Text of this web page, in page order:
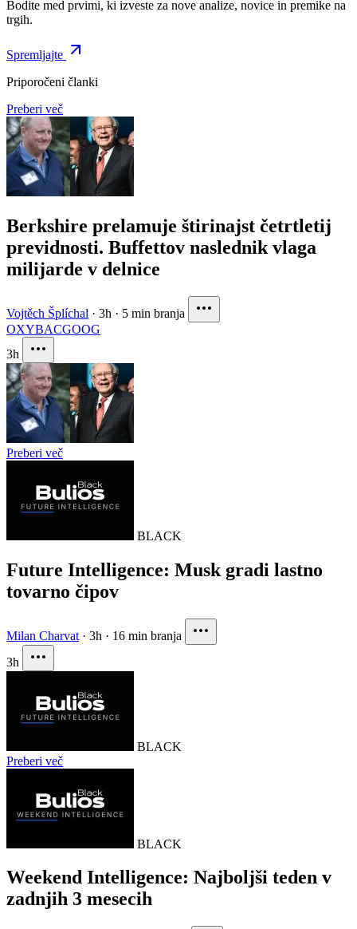
Bodite med prvimi, ki izveste za nove analize, novice in premike na
trgih.
Spremljajte
Priporočeni članki
Preberi več
Berkshire prelamuje štirinajst četrtletij
previdnosti. Buffettov naslednik vlaga
milijarde v delnice
Vojtěch Šplíchal · 3h · 5 min branja
OXYBACGOOG
3h
Preberi več
BLACK
Future Intelligence: Musk gradi lastno
tovarno čipov
Milan Charvat · 3h · 16 min branja
3h
BLACK
Preberi več
BLACK
Weekend Intelligence: Najboljši teden v
zadnjih 3 mesecih